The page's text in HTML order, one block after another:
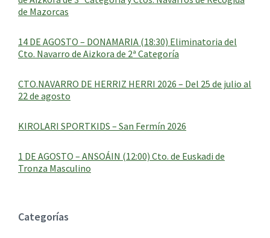
de Mazorcas
14 DE AGOSTO – DONAMARIA (18:30) Eliminatoria del
Cto. Navarro de Aizkora de 2ª Categoría
CTO.NAVARRO DE HERRIZ HERRI 2026 – Del 25 de julio al
22 de agosto
KIROLARI SPORTKIDS – San Fermín 2026
1 DE AGOSTO – ANSOÁIN (12:00) Cto. de Euskadi de
Tronza Masculino
Categorías